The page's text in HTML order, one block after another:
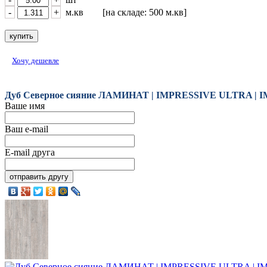
-
+ м.кв [на складе: 500 м.кв]
Хочу дешевле
Дуб Северное сияние ЛАМИНАТ | IMPRESSIVE ULTRA |
Ваше имя
Ваш e-mail
E-mail друга